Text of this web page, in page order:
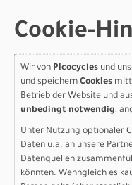
pedalierinduziertes
RockShox SID Ultimate
Dynamics Tunes.
Speziell
Dämpfermodi.
Flight Attendant von
dir und dem Gelände
Extrem leichte,
SL Carbonlaufräder.
Cookie-
Wir von Picocycles und
und speichern Cookies
Betrieb der Website und
unbedingt notwendig,
Unter Nutzung optionaler
Daten u.a. an unsere
Datenquellen
könnten. Wenngleich es